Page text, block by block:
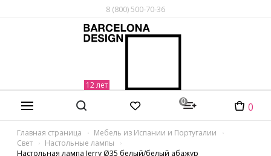
8 (800) 500-70-36
0 0
Главная страница
Мебель из Испании и Португалии
Свет
Настольные лампы
Настольная лампа Jerry Ø35 белый/белый абажур